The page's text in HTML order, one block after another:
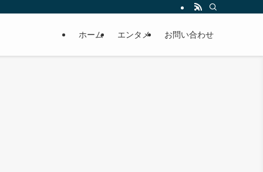
ホーム エンタメ お問い合わせ